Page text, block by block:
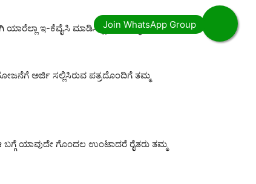
ಇ-ಕೆವೈಸಿ ಮಾಡಿಸಿಲ್ಲ ಅಂತಹ ರೈತರಿಗೆ
ಅರ್ಜಿ ಸಲ್ಲಿಸಿರುವ ಪತ್ರದೊಂದಿಗೆ ತಮ್ಮ
ಯಾವುದೇ ಗೊಂದಲ ಉಂಟಾದರೆ ರೈತರು ತಮ್ಮ